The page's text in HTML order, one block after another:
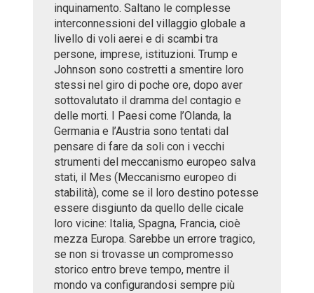
inquinamento. Saltano le complesse
interconnessioni del villaggio globale a
livello di voli aerei e di scambi tra
persone, imprese, istituzioni. Trump e
Johnson sono costretti a smentire loro
stessi nel giro di poche ore, dopo aver
sottovalutato il dramma del contagio e
delle morti. I Paesi come l’Olanda, la
Germania e l’Austria sono tentati dal
pensare di fare da soli con i vecchi
strumenti del meccanismo europeo salva
stati, il Mes (Meccanismo europeo di
stabilità), come se il loro destino potesse
essere disgiunto da quello delle cicale
loro vicine: Italia, Spagna, Francia, cioè
mezza Europa. Sarebbe un errore tragico,
se non si trovasse un compromesso
storico entro breve tempo, mentre il
mondo va configurandosi sempre più